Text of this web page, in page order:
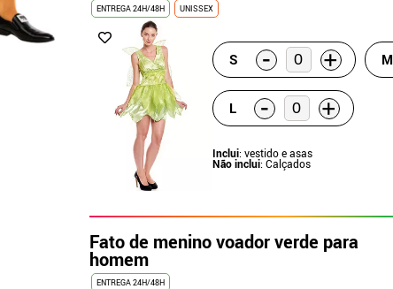
ENTREGA 24H/48H UNISSEX
S - + M
L - +
Inclui: vestido e asas
Não inclui: Calçados
Fato de menino voador verde para
homem
ENTREGA 24H/48H